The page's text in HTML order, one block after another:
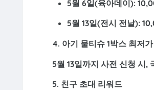
5월 6일(육아데이):
5월 13일(전시 전날):
4. 아기 물티슈 1박스 최저
5월 13일까지 사전 신청 시
5. 친구 초대 리워드